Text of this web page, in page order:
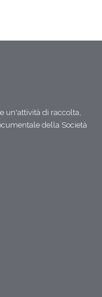
un'attività di raccolta,
della Società